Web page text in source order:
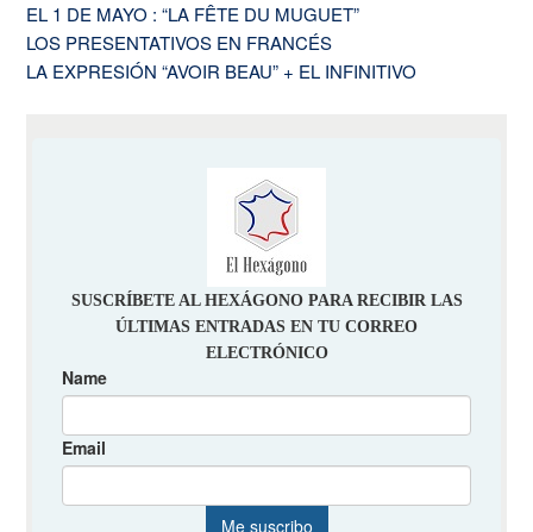
EL 1 DE MAYO : “LA FÊTE DU MUGUET”
LOS PRESENTATIVOS EN FRANCÉS
LA EXPRESIÓN “AVOIR BEAU” + EL INFINITIVO